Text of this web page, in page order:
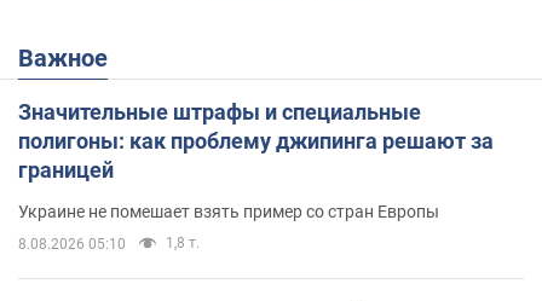
Важное
Значительные штрафы и специальные
полигоны: как проблему джипинга решают за
границей
Украине не помешает взять пример со стран Европы
8.08.2026 05:10 1,8 т.